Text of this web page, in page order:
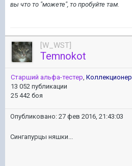
вы что то "можете", то пробуйте там.
[W_WST]
Temnokot
Старший альфа-тестер, Коллекционер
13 052 публикации
25 442 боя
Опубликовано: 27 фев 2016, 21:43:03
Сингапурцы няшки...